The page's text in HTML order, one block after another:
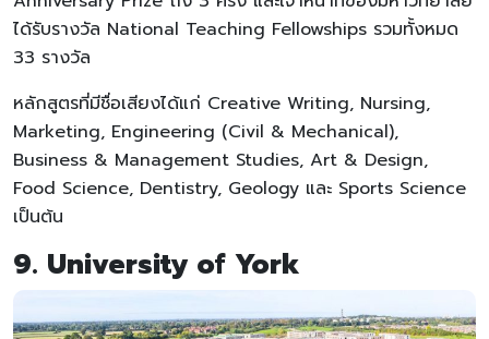
ได้รับรางวัล National Teaching Fellowships รวมทั้งหมด
33 รางวัล
หลักสูตรที่มีชื่อเสียงได้แก่ Creative Writing, Nursing,
Marketing, Engineering (Civil & Mechanical),
Business & Management Studies, Art & Design,
Food Science, Dentistry, Geology และ Sports Science
เป็นต้น
9. University of York